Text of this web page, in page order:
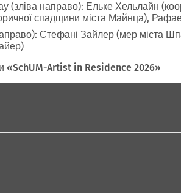
(зліва направо): Ельке Хельлайн
спадщини міста Майнца),
Стефані Зайлер (мер міста
«SchUM-Artist in Residence 2026»